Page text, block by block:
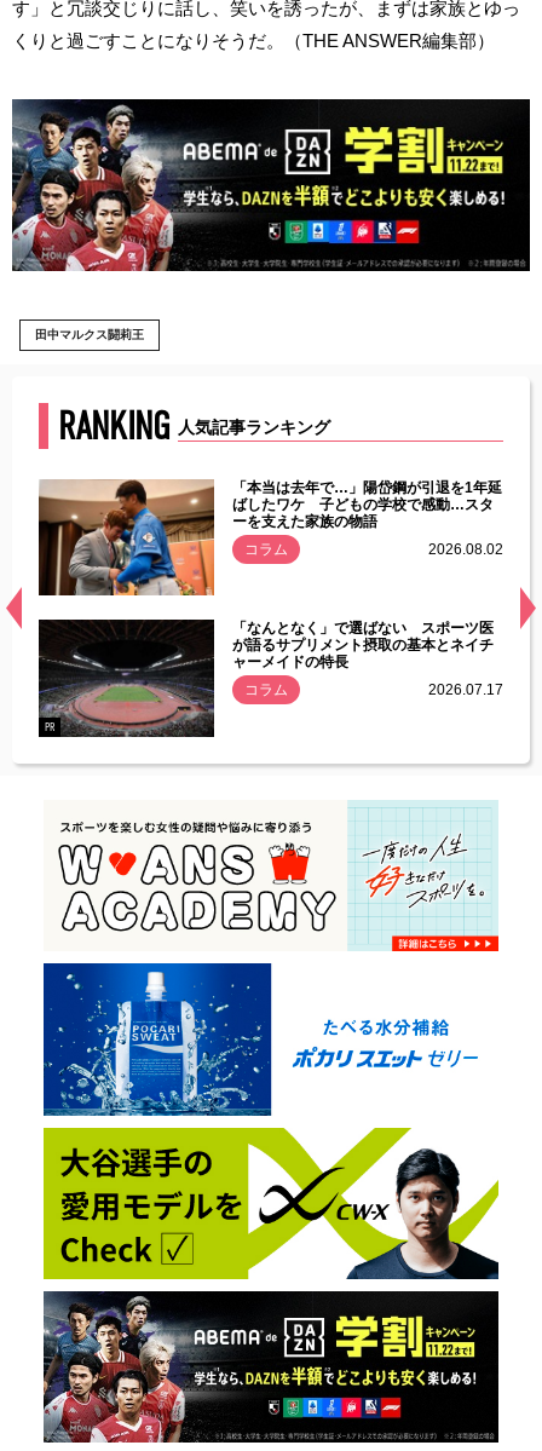
す」と冗談交じりに話し、笑いを誘ったが、まずは家族とゆっ
くりと過ごすことになりそうだ。（THE ANSWER編集部）
田中マルクス闘莉王
RANKING 人気記事ランキング
常
「本当は去年で…」陽岱鋼が引退を1年延
ばしたワケ 子どもの学校で感動…スタ
ーを支えた家族の物語
コラム
2026.08.02
PR
「なんとなく」で選ばない スポーツ医
が語るサプリメント摂取の基本とネイチ
ャーメイドの特長
コラム
2026.07.17